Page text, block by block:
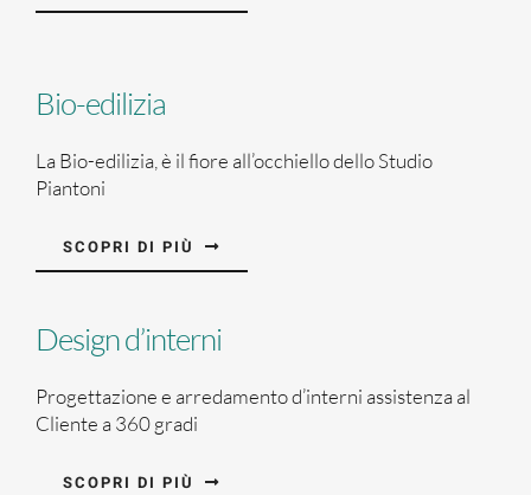
Bio-edilizia
La Bio-edilizia, è il fiore all’occhiello dello Studio
Piantoni
SCOPRI DI PIÙ
Design d’interni
Progettazione e arredamento d’interni assistenza al
Cliente a 360 gradi
SCOPRI DI PIÙ